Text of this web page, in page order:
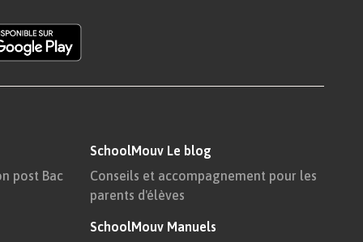
l’intérêt
amant.
post Bac
SchoolMouv Le blog
Conseils et accompagnement pour les
parents d'élèves
SchoolMouv Manuels